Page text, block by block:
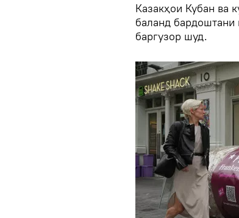
Казакҳои Кубан ва
баланд бардоштани
баргузор шуд.